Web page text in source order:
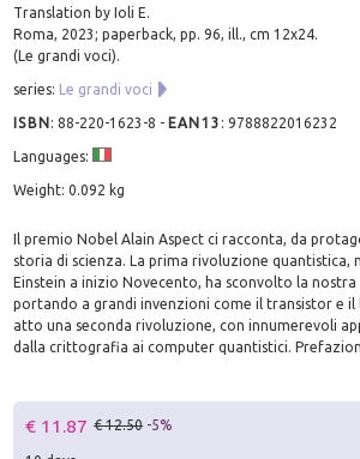
Translation by Ioli E.
Roma, 2023; paperback, pp. 96, ill., cm 12x24.
(Le grandi voci).
series: Le grandi voci
ISBN:88-220-1623-8 - EAN13 :9788822016232
Languages:
Weight: 0.092 kg
Il premio Nobel Alain Aspect ci racconta, da
storia di scienza. La prima rivoluzione quantistica,
Einstein a inizio Novecento, ha sconvolto la nostra
portando a grandi invenzioni come il transistor e il
atto una seconda rivoluzione, con innumerevoli
dalla crittografia ai computer quantistici.
€ 11.87 € 12.50 -5%